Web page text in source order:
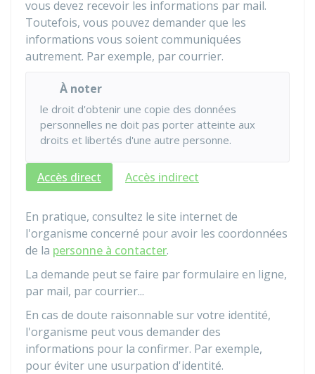
vous devez recevoir les informations par mail.
Toutefois, vous pouvez demander que les
informations vous soient communiquées
autrement. Par exemple, par courrier.
À noter
le droit d'obtenir une copie des données
personnelles ne doit pas porter atteinte aux
droits et libertés d'une autre personne.
Accès direct Accès indirect
En pratique, consultez le site internet de
l'organisme concerné pour avoir les coordonnées
de la personne à contacter.
La demande peut se faire par formulaire en ligne,
par mail, par courrier...
En cas de doute raisonnable sur votre identité,
l'organisme peut vous demander des
informations pour la confirmer. Par exemple,
pour éviter une usurpation d'identité.